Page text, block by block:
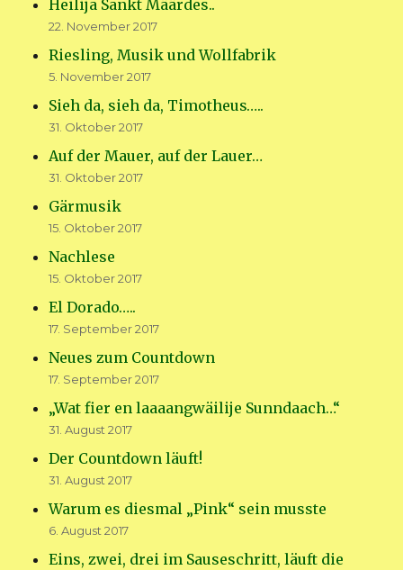
Heilija Sankt Määrdes..
22. November 2017
Riesling, Musik und Wollfabrik
5. November 2017
Sieh da, sieh da, Timotheus…..
31. Oktober 2017
Auf der Mauer, auf der Lauer…
31. Oktober 2017
Gärmusik
15. Oktober 2017
Nachlese
15. Oktober 2017
El Dorado…..
17. September 2017
Neues zum Countdown
17. September 2017
„Wat fier en laaaangwäilije Sunndaach…“
31. August 2017
Der Countdown läuft!
31. August 2017
Warum es diesmal „Pink“ sein musste
6. August 2017
Eins, zwei, drei im Sauseschritt, läuft die